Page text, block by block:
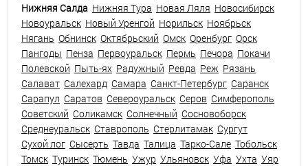
Нижняя Салда Нижняя Тура Новая Ляля Новосибирск
Новоуральск Новый Уренгой Норильск Ноябрьск
Нягань Обнинск Октябрьский Омск Оренбург Орск
Пангоды Пенза Первоуральск Пермь Печора Покачи
Полевской Пыть-ях Радужный Ревда Реж Рязань
Салават Салехард Самара Санкт-Петербург Саранск
Сарапул Саратов Североуральск Серов Симферополь
Советский Соликамск Солнечный Сосновоборск
Среднеуральск Ставрополь Стерлитамак Сургут
Сухой лог Сысерть Тавда Талица Тарко-Сале Тобольск
Томск Туринск Тюмень Ужур Ульяновск Уфа Ухта Уяр